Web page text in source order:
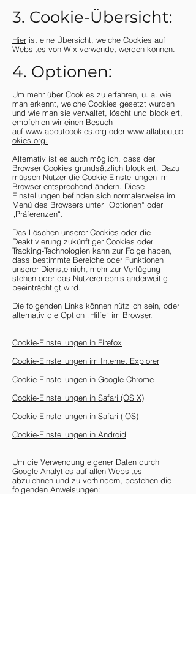
3. Cookie-Übersicht:
Hier ist eine Übersicht, welche Cookies auf
Websites von Wix verwendet werden können.
4. Optionen:
Um mehr über Cookies zu erfahren, u. a. wie
man erkennt, welche Cookies gesetzt wurden
und wie man sie verwaltet, löscht und blockiert,
empfehlen wir einen Besuch
auf www.aboutcookies.org oder www.allaboutco
okies.org.
Alternativ ist es auch möglich, dass der
Browser Cookies grundsätzlich blockiert. Dazu
müssen Nutzer die Cookie-Einstellungen im
Browser entsprechend ändern. Diese
Einstellungen befinden sich normalerweise im
Menü des Browsers unter „Optionen“ oder
„Präferenzen“.
Das Löschen unserer Cookies oder die
Deaktivierung zukünftiger Cookies oder
Tracking-Technologien kann zur Folge haben,
dass bestimmte Bereiche oder Funktionen
unserer Dienste nicht mehr zur Verfügung
stehen oder das Nutzererlebnis anderweitig
beeinträchtigt wird.
Die folgenden Links können nützlich sein, oder
alternativ die Option „Hilfe“ im Browser.
Cookie-Einstellungen in Firefox
Cookie-Einstellungen im Internet Explorer
Cookie-Einstellungen in Google Chrome
Cookie-Einstellungen in Safari (OS X)
Cookie-Einstellungen in Safari (iOS)
Cookie-Einstellungen in Android
Um die Verwendung eigener Daten durch
Google Analytics auf allen Websites
abzulehnen und zu verhindern, bestehen die
folgenden Anweisungen: